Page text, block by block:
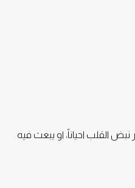
القلب احياناً، او يبعث فيه